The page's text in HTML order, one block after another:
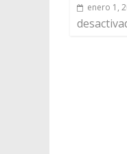
enero 1,